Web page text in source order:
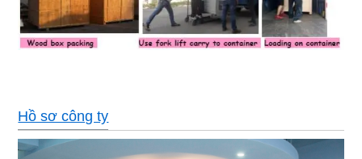
Hồ sơ công ty